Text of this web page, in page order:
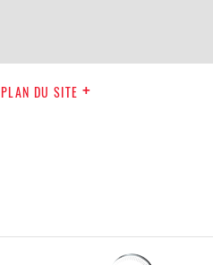
PLAN DU SITE